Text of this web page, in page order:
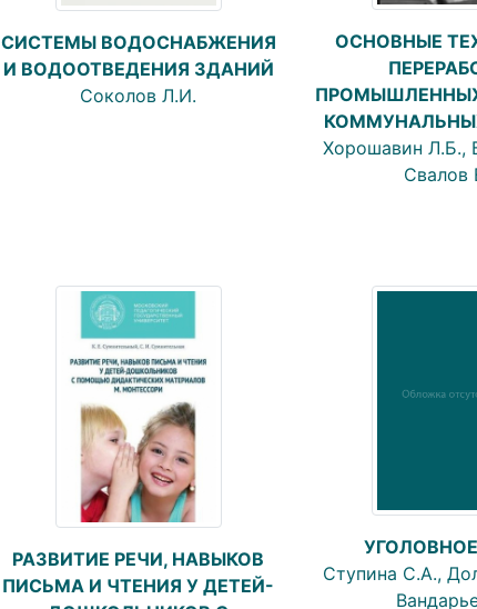
СИСТЕМЫ ВОДОСНАБЖЕНИЯ
И ВОДООТВЕДЕНИЯ ЗДАНИЙ
Соколов Л.И.
ОСНОВНЫЕ
Хорошавин Л.Б.,
Свалов
РАЗВИТИЕ РЕЧИ, НАВЫКОВ
ПИСЬМА И ЧТЕНИЯ У ДЕТЕЙ-
Ступина С.А.,